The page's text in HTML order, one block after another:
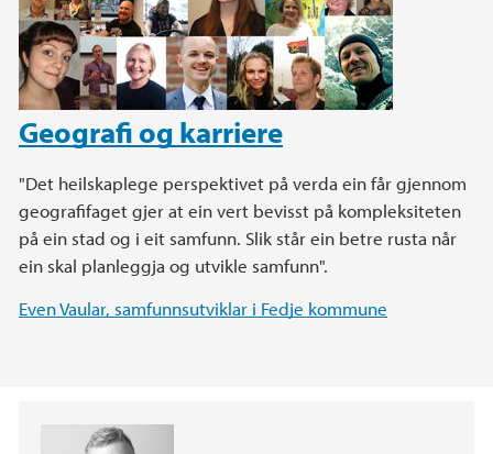
Geografi og karriere
"Det heilskaplege perspektivet på verda ein får gjennom
geografifaget gjer at ein vert bevisst på kompleksiteten
på ein stad og i eit samfunn. Slik står ein betre rusta når
ein skal planleggja og utvikle samfunn".
Even Vaular, samfunnsutviklar i Fedje kommune